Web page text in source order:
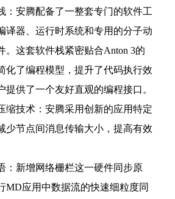
：安腾配备了一整套专门的软件工
译器、运行时系统和专用的分子动
。这套软件栈紧密贴合Anton 3的
化了编程模型，提升了代码执行效
提供了一个友好直观的编程接口。
缩技术：安腾采用创新的应用特定
少节点间消息传输大小，提高有效
：新增网络栅栏这一硬件同步原
MD应用中数据流的快速细粒度同